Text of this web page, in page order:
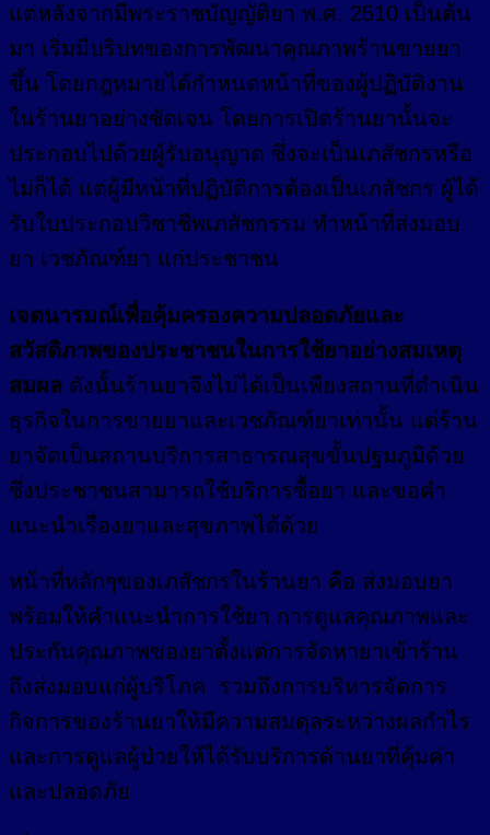
แต่หลังจากมีพระราชบัญญัติยา พ.ศ. 2510 เป็นต้น
มา เริ่มมีบริบทของการพัฒนาคุณภาพร้านขายยา
ขึ้น โดยกฎหมายได้กำหนดหน้าที่ของผู้ปฏิบัติงาน
ในร้านยาอย่างชัดเจน โดยการเปิดร้านยานั้นจะ
ประกอบไปด้วยผู้รับอนุญาต ซึ่งจะเป็นเภสัชกรหรือ
ไม่ก็ได้ แต่ผู้มีหน้าที่ปฏิบัติการต้องเป็นเภสัชกร ผู้ได้
รับใบประกอบวิชาชีพเภสัชกรรม ทำหน้าที่ส่งมอบ
ยา เวชภัณฑ์ยา แก่ประชาชน
เจตนารมณ์เพื่อคุ้มครองความปลอดภัยและ
สวัสดิภาพของประชาชนในการใช้ยาอย่างสมเหตุ
สมผล ดังนั้นร้านยาจึงไม่ได้เป็นเพียงสถานที่ดำเนิน
ธุรกิจในการขายยาและเวชภัณฑ์ยาเท่านั้น แต่ร้าน
ยาจัดเป็นสถานบริการสาธารณสุขขั้นปฐมภูมิด้วย
ซึ่งประชาชนสามารถใช้บริการซื้อยา และขอคำ
แนะนำเรื่องยาและสุขภาพได้ด้วย
หน้าที่หลักๆของเภสัชกรในร้านยา คือ ส่งมอบยา
พร้อมให้คำแนะนำการใช้ยา การดูแลคุณภาพและ
ประกันคุณภาพของยาตั้งแต่การจัดหายาเข้าร้าน
ถึงส่งมอบแก่ผู้บริโภค รวมถึงการบริหารจัดการ
กิจการของร้านยาให้มีความสมดุลระหว่างผลกำไร
และการดูแลผู้ป่วยให้ได้รับบริการด้านยาที่คุ้มค่า
และปลอดภัย